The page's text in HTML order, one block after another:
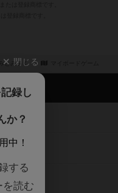
とみるく
閉じる
録し
か？
中！
する
を読む